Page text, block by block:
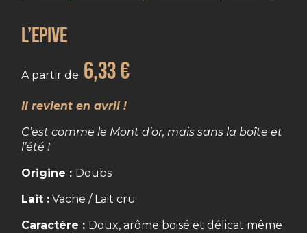
L’EPIVE
A partir de 6,33€
Il revient en avril !
C’est comme le Mont d’or, mais sans la boîte et
l’été !
Origine : Doubs
Lait : Vache / Lait cru
Caractère : Doux, arôme boisé et délicat même